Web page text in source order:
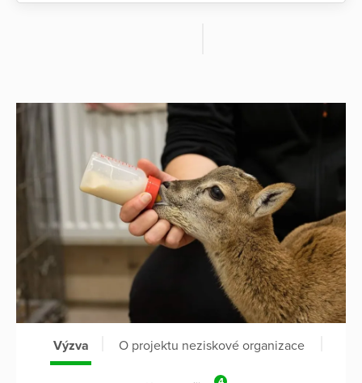
Výzva O projektu neziskové organizace